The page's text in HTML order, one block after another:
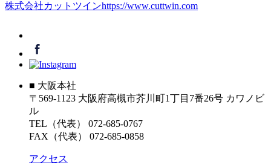
株式会社カットツインhttps://www.cuttwin.com
■ 大阪本社
〒569-1123 大阪府高槻市芥川町1丁目7番26号 カワノビ
ル
TEL（代表） 072-685-0767
FAX（代表） 072-685-0858
アクセス